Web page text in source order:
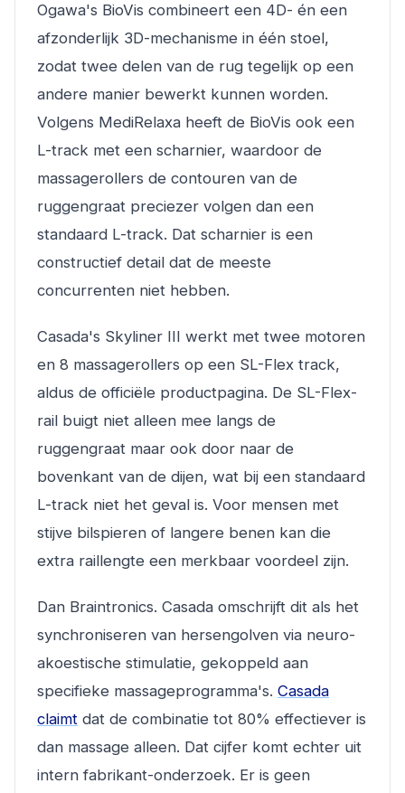
Ogawa's BioVis combineert een 4D- én een
afzonderlijk 3D-mechanisme in één stoel,
zodat twee delen van de rug tegelijk op een
andere manier bewerkt kunnen worden.
Volgens MediRelaxa heeft de BioVis ook een
L-track met een scharnier, waardoor de
massagerollers de contouren van de
ruggengraat preciezer volgen dan een
standaard L-track. Dat scharnier is een
constructief detail dat de meeste
concurrenten niet hebben.
Casada's Skyliner III werkt met twee motoren
en 8 massagerollers op een SL-Flex track,
aldus de officiële productpagina. De SL-Flex-
rail buigt niet alleen mee langs de
ruggengraat maar ook door naar de
bovenkant van de dijen, wat bij een standaard
L-track niet het geval is. Voor mensen met
stijve bilspieren of langere benen kan die
extra raillengte een merkbaar voordeel zijn.
Dan Braintronics. Casada omschrijft dit als het
synchroniseren van hersengolven via neuro-
akoestische stimulatie, gekoppeld aan
specifieke massageprogramma's. Casada
claimt dat de combinatie tot 80% effectiever is
dan massage alleen. Dat cijfer komt echter uit
intern fabrikant-onderzoek. Er is geen